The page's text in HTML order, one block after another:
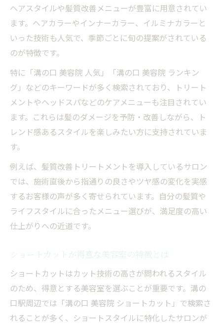
ヘアスタイルや髪質改善メニューが豊富に用意されてい
ます。ヘアカラーやインナーカラー、イルミナカラーと
いった技術も人気で、季節ごとに旬の提案がされている
のが特徴です。
特に「溝の口 美容院 人気」「溝の口 美容院 ランキン
グ」などのキーワードが多く検索されており、トリート
メントやヘッドスパなどのケアメニューも注目されてい
ます。これらは髪のダメージを予防・改善しながら、ト
レンド感あるスタイルを楽しみたい方に支持されていま
す。
例えば、髪質改善トリートメントを導入しているサロン
では、施術直後から指通りの良さやツヤ感の変化を実感
するお客様の声が多く寄せられています。自分の髪質や
ライフスタイルに合ったメニュー選びが、満足度の高い
仕上がりへの近道です。
ショートカットが得意な美容室の特徴とは
ショートカットはカット技術の高さが問われるスタイル
のため、得意とする美容室を選ぶことが重要です。溝の
口駅周辺では「溝の口 美容院 ショートカット」で検索さ
れることが多く、ショートスタイルに特化したサロンが